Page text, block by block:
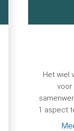
Het wiel
voor
1 aspect